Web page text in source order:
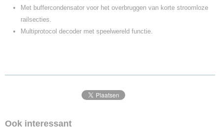
Met buffercondensator voor het overbruggen van korte stroomloze
railsecties.
Multiprotocol decoder met speelwereld functie.
Ook interessant